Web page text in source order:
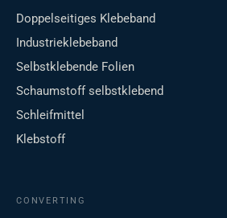
Doppelseitiges Klebeband
Industrieklebeband
Selbstklebende Folien
Schaumstoff selbstklebend
Schleifmittel
Klebstoff
CONVERTING